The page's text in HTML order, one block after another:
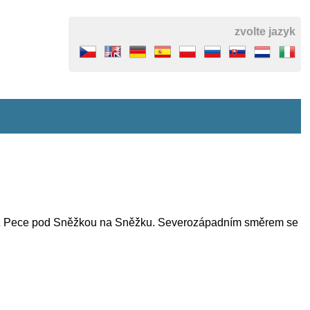
zvolte jazyk
pod Sněžkou na Sněžku. Severozápadním směrem se